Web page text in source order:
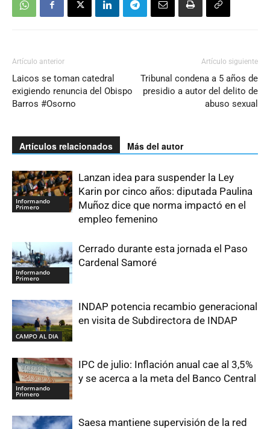
Artículo anterior
Laicos se toman catedral
exigiendo renuncia del Obispo
Barros #Osorno
Artículo siguiente
Tribunal condena a 5 años de
presidio a autor del delito de
abuso sexual
Artículos relacionados Más del autor
Informando
Primero
Lanzan idea para suspender la Ley
Karin por cinco años: diputada Paulina
Muñoz dice que norma impactó en el
empleo femenino
Informando
Primero
Cerrado durante esta jornada el Paso
Cardenal Samoré
CAMPO AL DIA
INDAP potencia recambio generacional
en visita de Subdirectora de INDAP
Informando
Primero
IPC de julio: Inflación anual cae al 3,5%
y se acerca a la meta del Banco Central
Saesa mantiene supervisión de la red